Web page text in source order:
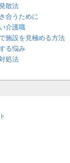
散法
合うために
介護職
施設を見極める方法
る悩み
処法